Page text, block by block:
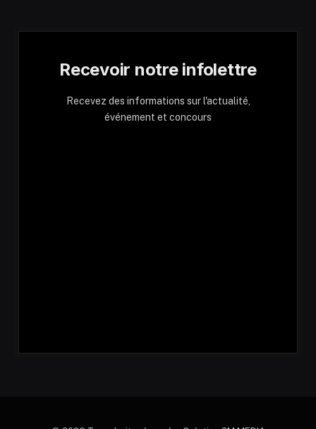
Recevoir notre infolettre
Recevez des informations sur l'actualité,
événement et concours